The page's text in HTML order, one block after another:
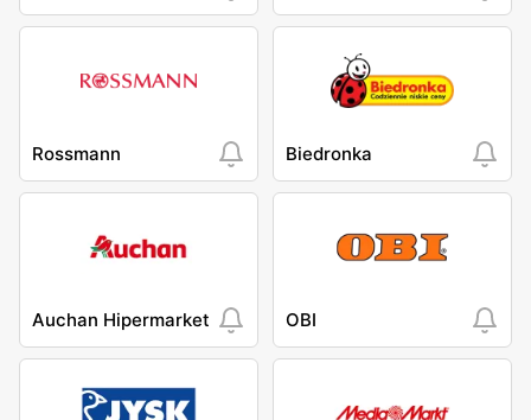
Rossmann Biedronka
Auchan Hipermarket OBI